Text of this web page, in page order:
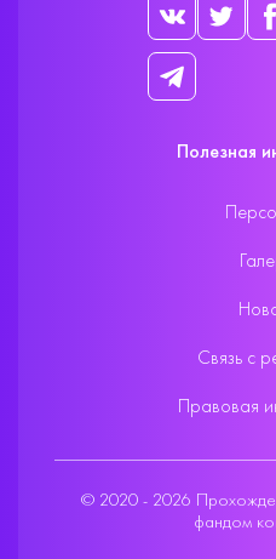
Полезная
Связь с
Правовая
© 2020 - 2026
фандом